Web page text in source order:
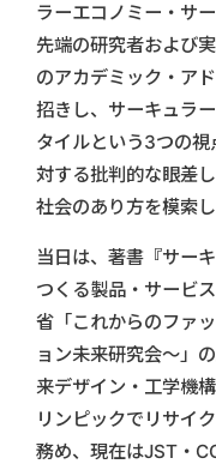
ラーエコノミー・サ
先端の研究者および
のアカデミック・ア
招きし、サーキュラ
タイルという3つの
対する批判的な眼差
社会のあり方を模索し
当日は、著書『サー
つくる製品・サービ
省「これからのファ
ョン未来研究会～」
来デザイン・工学機
リンピックでリサイ
務め、現在はJST・